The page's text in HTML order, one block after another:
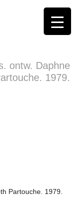
ontw. Daphne
1979.
Partouche. 1979.